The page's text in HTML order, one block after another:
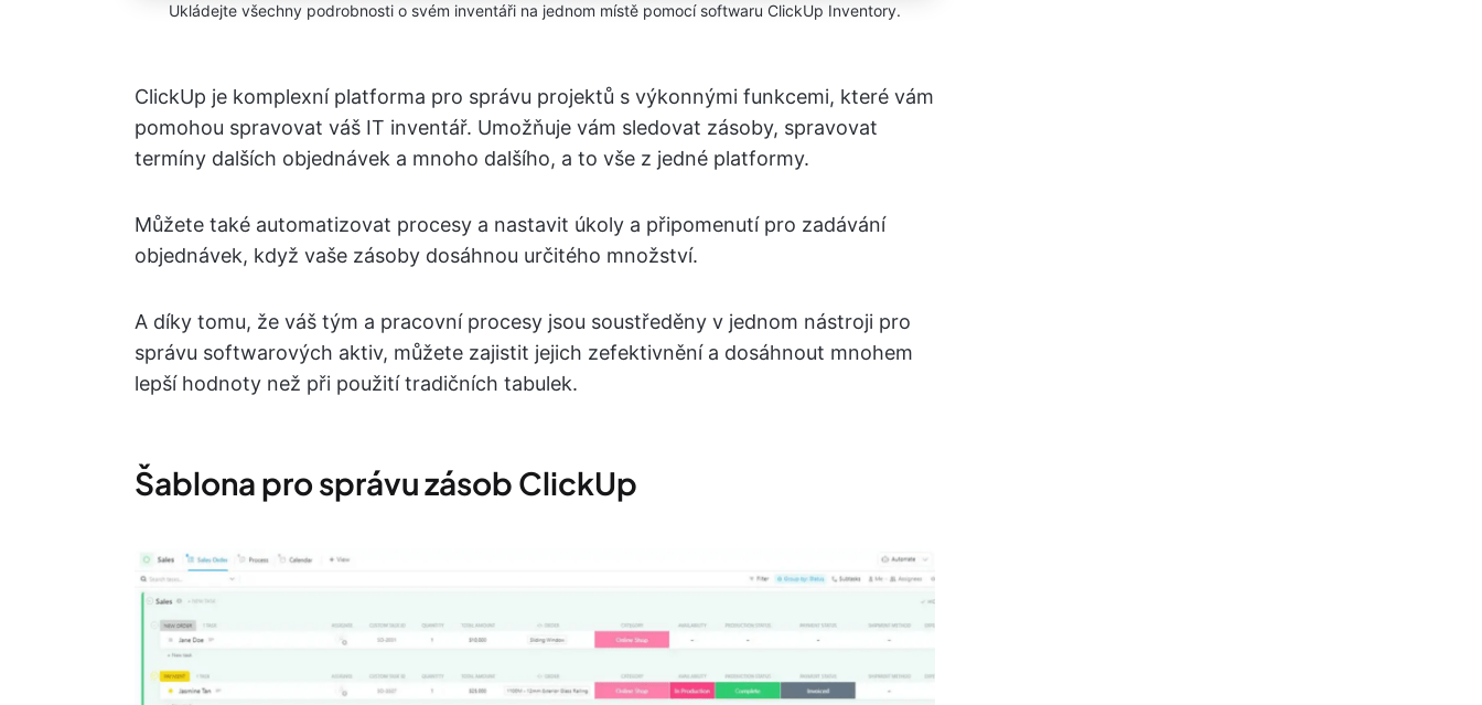
Ukládejte všechny podrobnosti o svém inventáři na jednom místě pomocí softwaru ClickUp Inventory.
ClickUp je komplexní platforma pro správu projektů s výkonnými funkcemi, které vám
pomohou spravovat váš IT inventář. Umožňuje vám sledovat zásoby, spravovat
termíny dalších objednávek a mnoho dalšího, a to vše z jedné platformy.
Můžete také automatizovat procesy a nastavit úkoly a připomenutí pro zadávání
objednávek, když vaše zásoby dosáhnou určitého množství.
A díky tomu, že váš tým a pracovní procesy jsou soustředěny v jednom nástroji pro
správu softwarových aktiv, můžete zajistit jejich zefektivnění a dosáhnout mnohem
lepší hodnoty než při použití tradičních tabulek.
Šablona pro správu zásob ClickUp